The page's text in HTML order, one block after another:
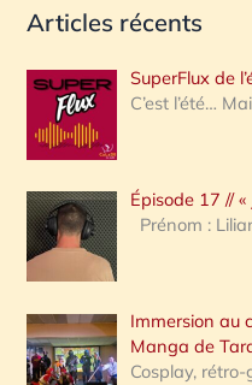
c
e
r
c
h
e
:
Articles récents
SuperFlux de
C’est l’été…
Épisode 17 // «
Prénom :
Immersion au
Manga de
Cosplay,